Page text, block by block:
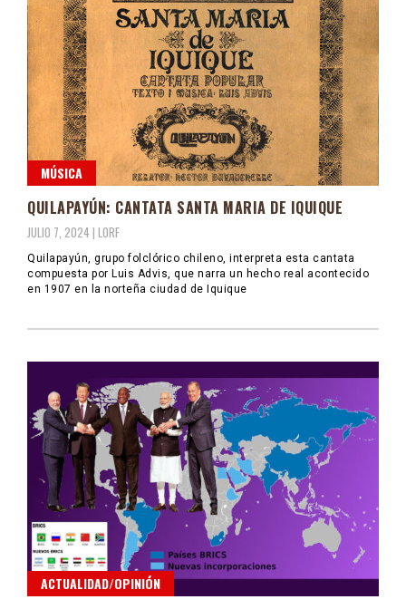
MÚSICA
QUILAPAYÚN: CANTATA SANTA MARIA DE IQUIQUE
JULIO 7, 2024 | LORF
Quilapayún, grupo folclórico chileno, interpreta esta cantata
compuesta por Luis Advis, que narra un hecho real acontecido
en 1907 en la norteña ciudad de Iquique
ACTUALIDAD/OPINIÓN